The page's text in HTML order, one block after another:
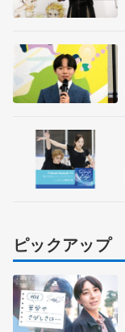
ピックアップ